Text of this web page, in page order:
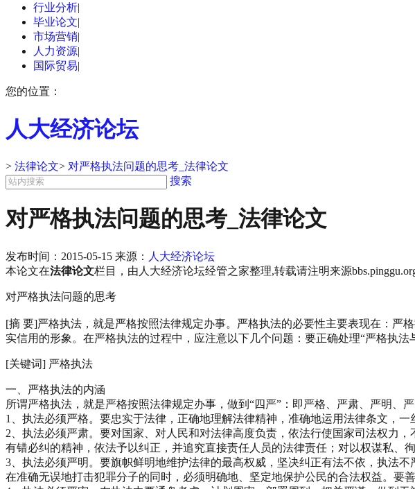
行业分析|
毕业论文|
市场营销|
人力资源|
国际贸易|
您的位置：
人大经济论坛
> 法律论文> 对严格执法问题的思考_法律论文
搜索
对严格执法问题的思考_法律论文
发布时间： 2015-05-15 来源： 人大经济论坛
本论文在法律论文栏目，由人大经济论坛经管之家整理,转载请注明来源
对严格执法问题的思考
[摘 要]严格执法，就是严格按照法律规定办事。严格执法的必要性主要表现在：严
实信用的形象。在严格执法的过程中，应注意以下几个问题：要正确处理“严格执
[关键词] 严格执法
一、严格执法的内涵
所谓严格执法，就是严格按照法律规定办事，做到“四严”：即严格、严肃、严明、
1、执法必须严格。要忠实于法律，正确地理解法律精神，准确地运用法律条文，
2、执法必须严肃。要对国家、对人民和对法律高度负责，依法行使国家司法权力
有错必纠的精神，依法予以纠正，并追究直接责任人员的法律责任；对以权谋私、
3、执法必须严明。要旗帜鲜明地维护法律的最高权威，坚决纠正有法不依，执法
在准确无误地打击犯罪分子的同时，必须明确地、坚定地保护公民的合法权益。要